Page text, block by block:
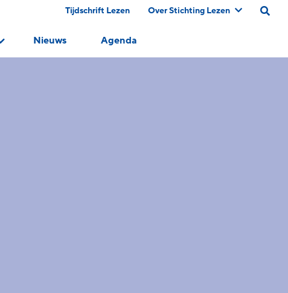
Tijdschrift Lezen Over Stichting Lezen
Nieuws Agenda